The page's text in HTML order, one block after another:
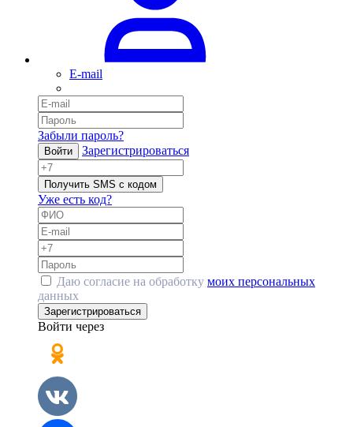
E-mail
Забыли пароль?
Войти Зарегистрироваться
Получить SMS с кодом
Уже есть код?
Даю согласие на обработку моих персональных
данных
Зарегистрироваться
Войти через